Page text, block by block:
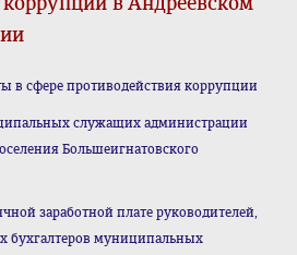
в сфере противодействия коррупции
служащих администрации
Большеигнатовского
заработной плате руководителей,
бухгалтеров муниципальных